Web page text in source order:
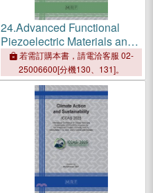
24.Advanced Functional
Piezoelectric Materials and
Applications
若需訂購本書，請電洽客服 02-
25006600[分機130、131]。